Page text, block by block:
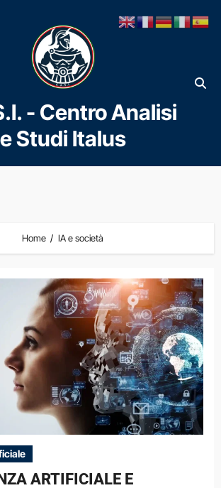
al
contenuto
- Centro Analisi
e Studi Italus
Home IA e società
ARTIFICIALE E